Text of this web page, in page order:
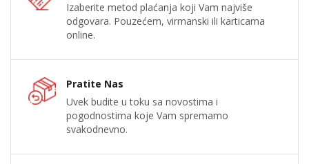
Izaberite metod plaćanja koji Vam najviše
odgovara. Pouzećem, virmanski ili karticama
online.
Pratite Nas
Uvek budite u toku sa novostima i
pogodnostima koje Vam spremamo
svakodnevno.